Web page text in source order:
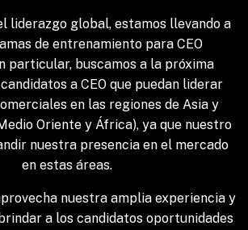
liderazgo global, estamos llevando a
de entrenamiento para CEO
particular, buscamos a la próxima
a CEO que puedan liderar
en las regiones de Asia y
Oriente y África), ya que nuestro
nuestra presencia en el mercado
en estas áreas.
nuestra amplia experiencia y
a los candidatos oportunidades